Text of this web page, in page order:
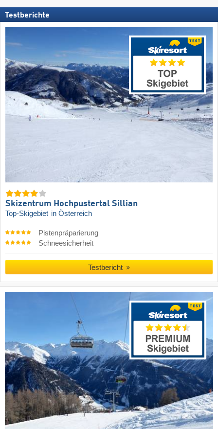
Testberichte
Skizentrum Hochpustertal Sillian
Top-Skigebiet in Österreich
Pistenpräparierung
Schneesicherheit
Testbericht